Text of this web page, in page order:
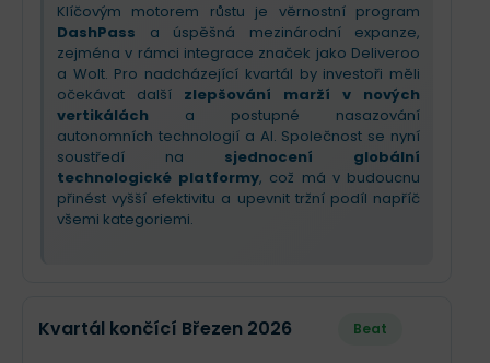
Klíčovým motorem růstu je věrnostní program
DashPass a úspěšná mezinárodní expanze,
zejména v rámci integrace značek jako Deliveroo
a Wolt. Pro nadcházející kvartál by investoři měli
očekávat další zlepšování marží v nových
vertikálách a postupné nasazování
autonomních technologií a AI. Společnost se nyní
soustředí na sjednocení globální
technologické platformy, což má v budoucnu
přinést vyšší efektivitu a upevnit tržní podíl napříč
všemi kategoriemi.
Kvartál končící Březen 2026 Beat